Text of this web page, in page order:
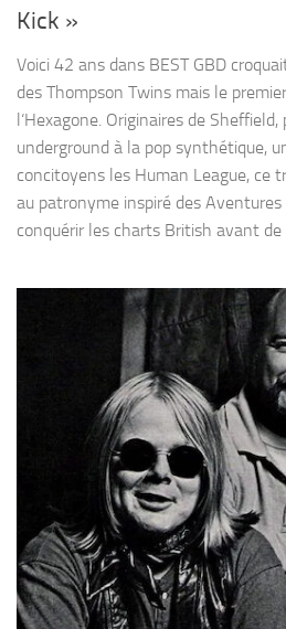
Kick »
Voici 42 ans dans BEST GBD
des Thompson Twins mais le
l‘Hexagone. Originaires de
underground à la pop synthétique,
concitoyens les Human League, ce
au patronyme inspiré des Aventures
conquérir les charts British avant de